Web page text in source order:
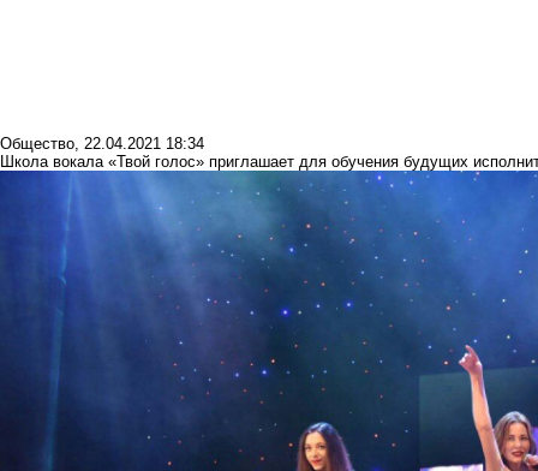
Общество, 22.04.2021 18:34
Школа вокала «Твой голос» приглашает для обучения будущих